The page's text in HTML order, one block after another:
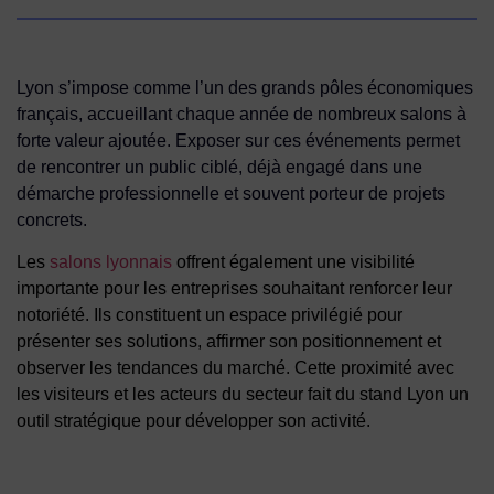
Lyon s’impose comme l’un des grands pôles économiques
français, accueillant chaque année de nombreux salons à
forte valeur ajoutée. Exposer sur ces événements permet
de rencontrer un public ciblé, déjà engagé dans une
démarche professionnelle et souvent porteur de projets
concrets.
Les salons lyonnais offrent également une visibilité
importante pour les entreprises souhaitant renforcer leur
notoriété. Ils constituent un espace privilégié pour
présenter ses solutions, affirmer son positionnement et
observer les tendances du marché. Cette proximité avec
les visiteurs et les acteurs du secteur fait du stand Lyon un
outil stratégique pour développer son activité.